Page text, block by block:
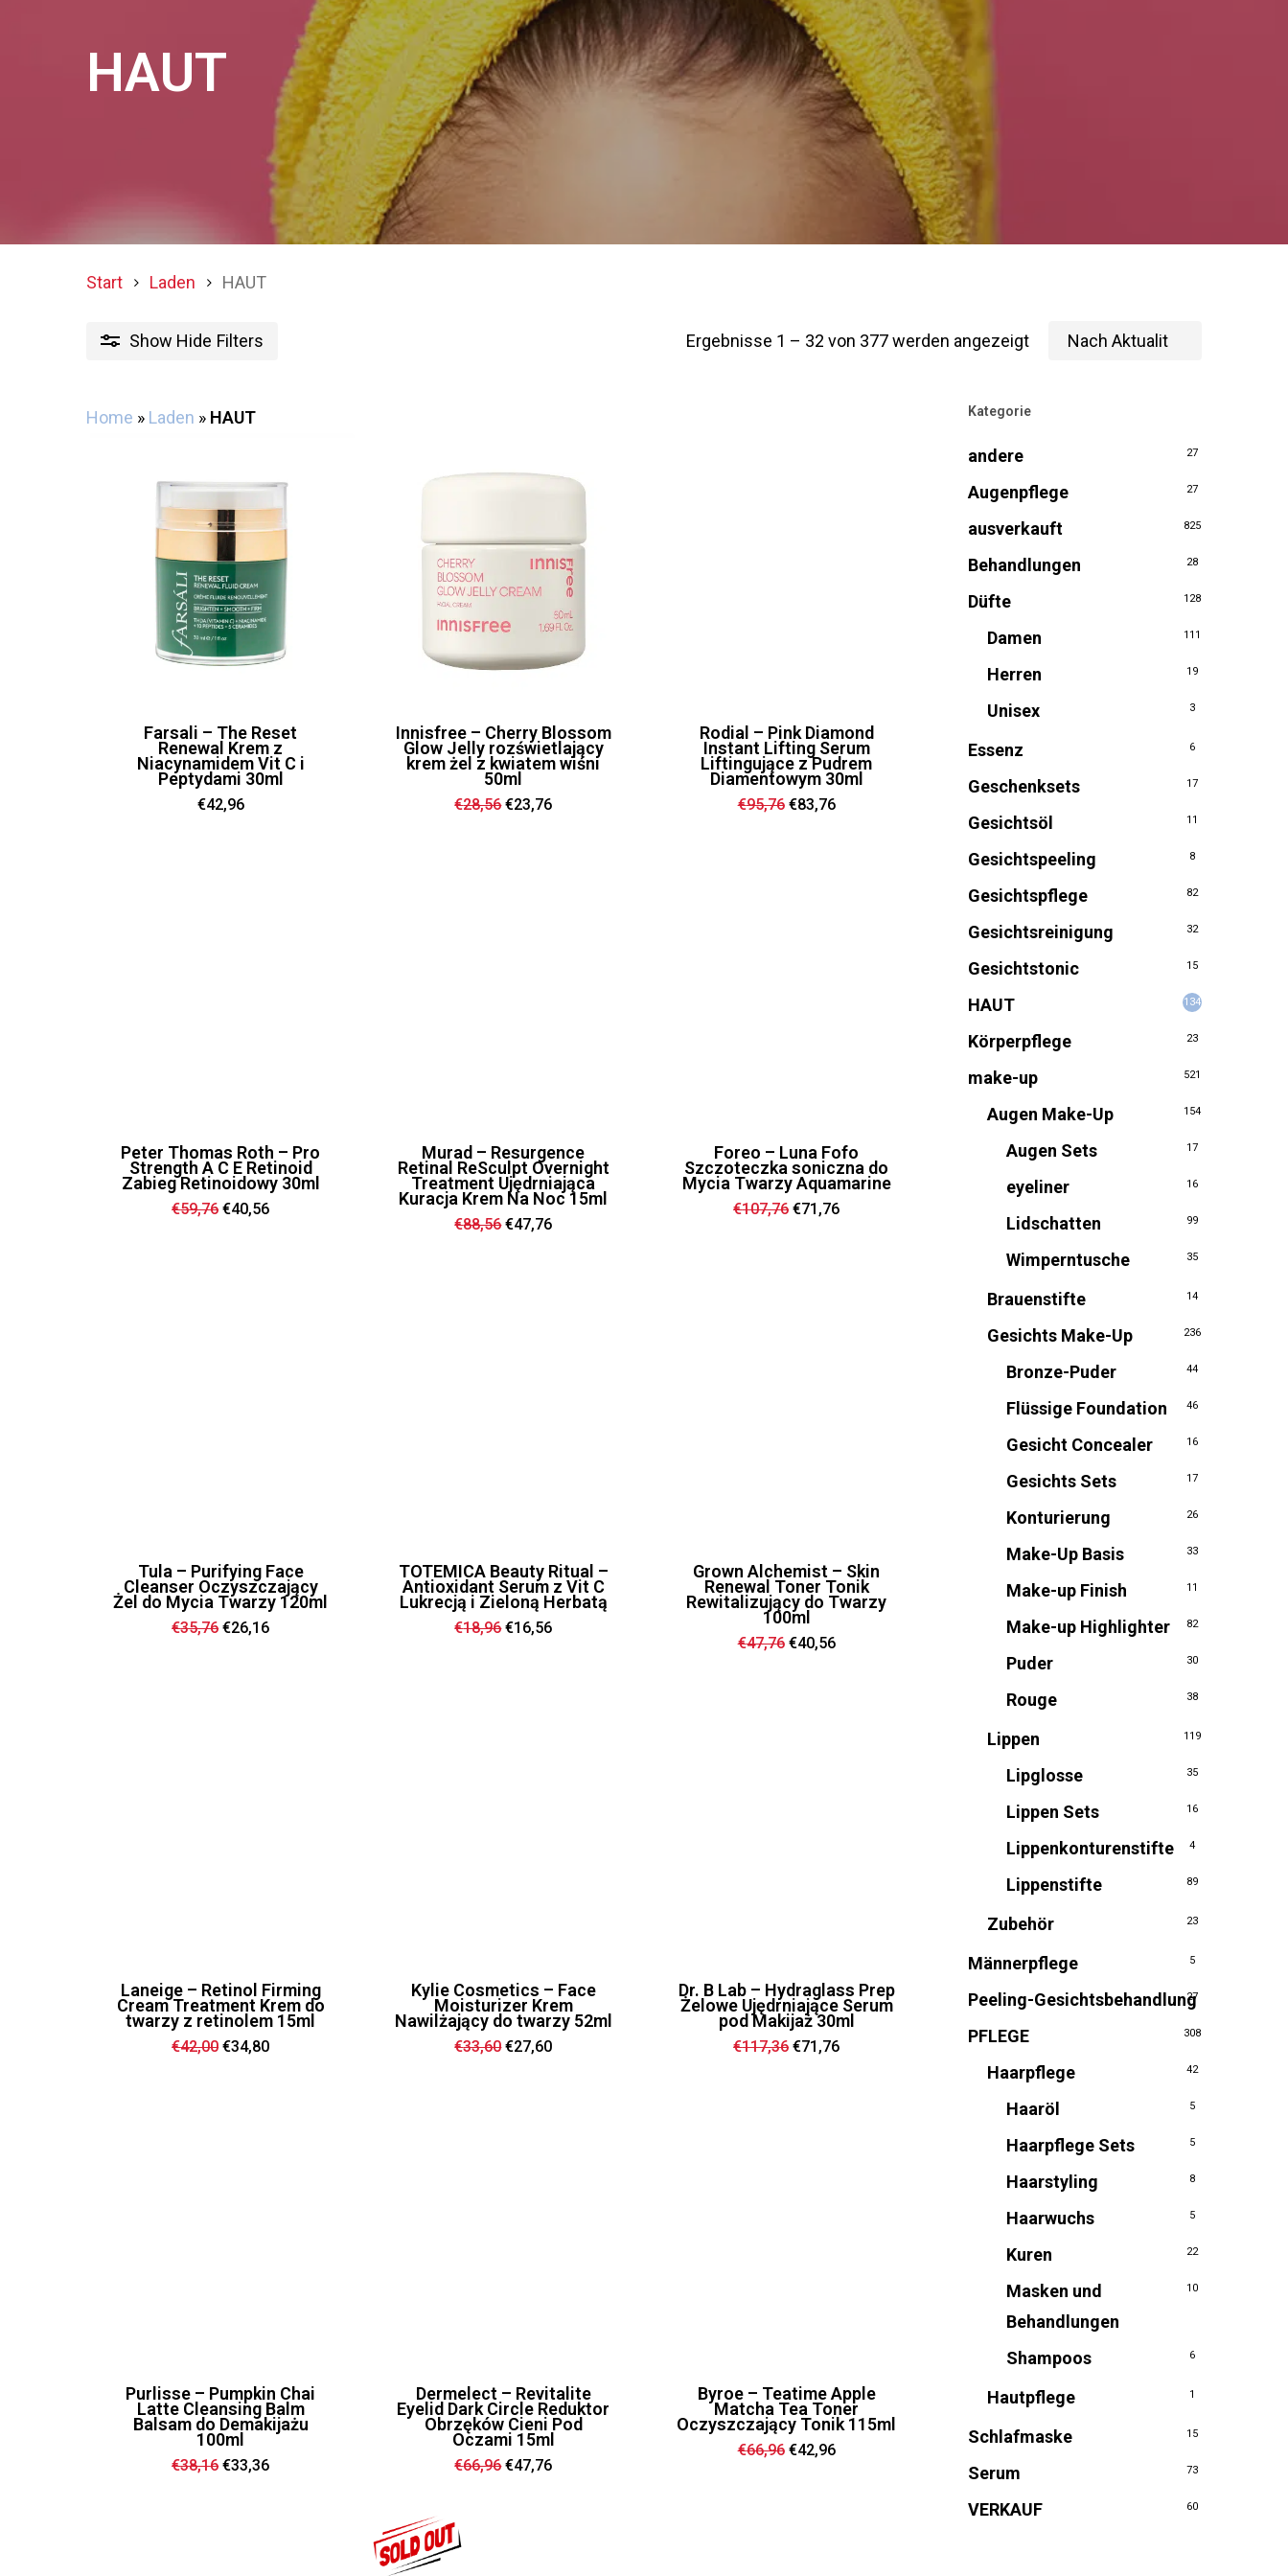
Gesichts Make-Up
Herren
Unisex
English(Englisch)
HAUT
Start Laden HAUT
Show Hide Filters Ergebnisse 1 – 32 von 377 werden angezeigtNach
sortiert
Home » Laden » HAUT
Farsali – The Reset
Renewal Krem z
Niacynamidem Vit C i
Peptydami 30ml
€42,96
Innisfree – Cherry Blossom
Glow Jelly rozświetlający
krem żel z kwiatem wiśni
50ml
€28,56Ursprünglicher
Preis
€23,76Aktueller
Rodial – Pink Diamond
Instant Lifting Serum
Liftingujące z Pudrem
Diamentowym 30ml
€95,76 Ursprünglicher
Preis
€83,76Aktueller
Peter Thomas Roth – Pro
Strength A C E Retinoid
Zabieg Retinoidowy 30ml
€59,76 Ursprünglicher
Preis
€40,56Aktueller
Murad – Resurgence
Retinal ReSculpt Overnight
Treatment Ujędrniająca
Kuracja Krem Na Noc 15ml
€88,56Ursprünglicher
Preis
€47,76Aktueller
Foreo – Luna Fofo
Szczoteczka soniczna do
Mycia Twarzy Aquamarine
€107,76 Ursprünglicher
Preis
€71,76Aktueller
Tula – Purifying Face
Cleanser Oczyszczający
Żel do Mycia Twarzy 120ml
€35,76 Ursprünglicher
Preis
€26,16Aktueller
TOTEMICA Beauty Ritual –
Antioxidant Serum z Vit C
Lukrecją i Zieloną Herbatą
€18,96Ursprünglicher
Preis
€16,56Aktueller
Grown Alchemist – Skin
Renewal Toner Tonik
Rewitalizujący do Twarzy
100ml
€47,76 Ursprünglicher
Preis
€40,56Aktueller
Laneige – Retinol Firming
Cream Treatment Krem do
twarzy z retinolem 15ml
€42,00 Ursprünglicher
Preis
€34,80Aktueller
Kylie Cosmetics – Face
Moisturizer Krem
Nawilżający do twarzy 52ml
€33,60Ursprünglicher
Preis
€27,60Aktueller
Dr. B Lab – Hydraglass Prep
Żelowe Ujędrniające Serum
pod Makijaż 30ml
€117,36 Ursprünglicher
Preis
€71,76Aktueller
Purlisse – Pumpkin Chai
Latte Cleansing Balm
Balsam do Demakijażu
100ml
€38,16 Ursprünglicher
Preis
€33,36Aktueller
Dermelect – Revitalite
Eyelid Dark Circle Reduktor
Obrzęków Cieni Pod
Oczami 15ml
€66,96Ursprünglicher
Preis
€47,76Aktueller
Byroe – Teatime Apple
Matcha Tea Toner
Oczyszczający Tonik 115ml
€66,96 Ursprünglicher
Preis
€42,96Aktueller
Kategorie
andere 27
Augenpflege 27
ausverkauft 825
Behandlungen 28
Düfte 128
Damen 111
Herren 19
Unisex 3
Essenz 6
Geschenksets 17
Gesichtsöl 11
Gesichtspeeling 8
Gesichtspflege 82
Gesichtsreinigung 32
Gesichtstonic 15
HAUT 134
Körperpflege 23
make-up 521
Augen Make-Up 154
Augen Sets 17
eyeliner 16
Lidschatten 99
Wimperntusche 35
Brauenstifte 14
Gesichts Make-Up 236
Bronze-Puder 44
Flüssige Foundation 46
Gesicht Concealer 16
Gesichts Sets 17
Konturierung 26
Make-Up Basis 33
Make-up Finish 11
Make-up Highlighter 82
Puder 30
Rouge 38
Lippen 119
Lipglosse 35
Lippen Sets 16
Lippenkonturenstifte 4
Lippenstifte 89
Zubehör 23
Männerpflege 5
Peeling-Gesichtsbehandlung
27
PFLEGE 308
Haarpflege 42
Haaröl 5
Haarpflege Sets 5
Haarstyling 8
Haarwuchs 5
Kuren 22
Masken und
Behandlungen
10
Shampoos 6
Hautpflege 1
Schlafmaske 15
Serum 73
VERKAUF 60